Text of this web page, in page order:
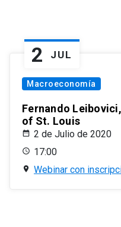
2 JUL
Macroeconomía
Fernando
of St. Louis
2 de Julio de 2020
17:00
Webinar con